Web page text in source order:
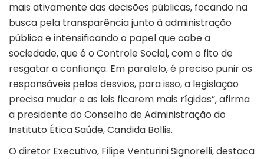
mais ativamente das decisões públicas, focando na
busca pela transparência junto à administração
pública e intensificando o papel que cabe a
sociedade, que é o Controle Social, com o fito de
resgatar a confiança. Em paralelo, é preciso punir os
responsáveis pelos desvios, para isso, a legislação
precisa mudar e as leis ficarem mais rígidas”, afirma
a presidente do Conselho de Administração do
Instituto Ética Saúde, Candida Bollis.
O diretor Executivo, Filipe Venturini Signorelli, destaca